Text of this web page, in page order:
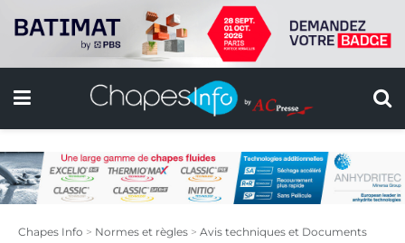
Chapes Info > Normes et règles > Avis techniques et Documents